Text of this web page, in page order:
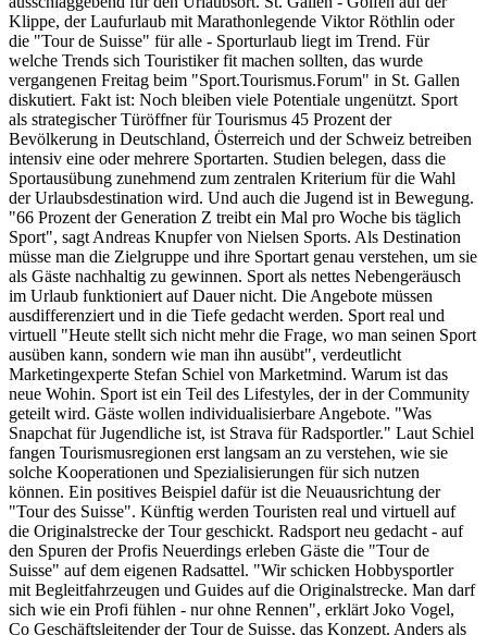
Klippe, der Laufurlaub mit Marathonlegende Viktor Röthlin oder
die "Tour de Suisse" für alle - Sporturlaub liegt im Trend. Für
welche Trends sich Touristiker fit machen sollten, das wurde
vergangenen Freitag beim "Sport.Tourismus.Forum" in St. Gallen
diskutiert. Fakt ist: Noch bleiben viele Potentiale ungenützt. Sport
als strategischer Türöffner für Tourismus 45 Prozent der
Bevölkerung in Deutschland, Österreich und der Schweiz betreiben
intensiv eine oder mehrere Sportarten. Studien belegen, dass die
Sportausübung zunehmend zum zentralen Kriterium für die Wahl
der Urlaubsdestination wird. Und auch die Jugend ist in Bewegung.
"66 Prozent der Generation Z treibt ein Mal pro Woche bis täglich
Sport", sagt Andreas Knupfer von Nielsen Sports. Als Destination
müsse man die Zielgruppe und ihre Sportart genau verstehen, um sie
als Gäste nachhaltig zu gewinnen. Sport als nettes Nebengeräusch
im Urlaub funktioniert auf Dauer nicht. Die Angebote müssen
ausdifferenziert und in die Tiefe gedacht werden. Sport real und
virtuell "Heute stellt sich nicht mehr die Frage, wo man seinen Sport
ausüben kann, sondern wie man ihn ausübt", verdeutlicht
Marketingexperte Stefan Schiel von Marketmind. Warum ist das
neue Wohin. Sport ist ein Teil des Lifestyles, der in der Community
geteilt wird. Gäste wollen individualisierbare Angebote. "Was
Snapchat für Jugendliche ist, ist Strava für Radsportler." Laut Schiel
fangen Tourismusregionen erst langsam an zu verstehen, wie sie
solche Kooperationen und Spezialisierungen für sich nutzen
können. Ein positives Beispiel dafür ist die Neuausrichtung der
"Tour des Suisse". Künftig werden Touristen real und virtuell auf
die Originalstrecke der Tour geschickt. Radsport neu gedacht - auf
den Spuren der Profis Neuerdings erleben Gäste die "Tour de
Suisse" auf dem eigenen Radsattel. "Wir schicken Hobbysportler
mit Begleitfahrzeugen und Guides auf die Originalstrecke. Man darf
sich wie ein Profi fühlen - nur ohne Rennen", erklärt Joko Vogel,
Co Geschäftsleitender der Tour de Suisse, das Konzept. Anders als